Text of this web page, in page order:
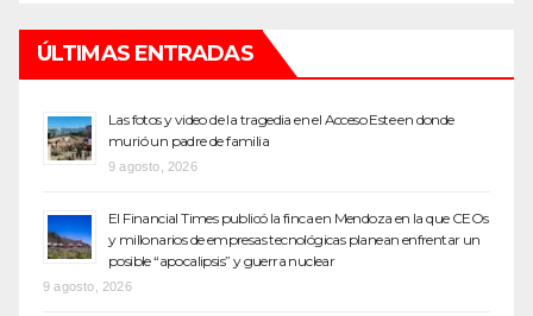
ÚLTIMAS ENTRADAS
Las fotos y video de la tragedia en el Acceso Este en donde
murió un padre de familia
9 agosto, 2026
El Financial Times publicó la finca en Mendoza en la que CEOs
y millonarios de empresas tecnológicas planean enfrentar un
posible “apocalipsis” y guerra nuclear
9 agosto, 2026